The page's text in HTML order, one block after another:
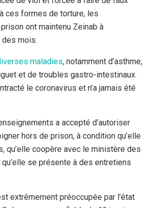
ces formes de torture, les
ont maintenu Zeinab à
des mois.
maladies, notamment d’asthme,
et de troubles gastro-intestinaux.
le coronavirus et n’a jamais été
a accepté d’autoriser
hors de prison, à condition qu’elle
qu’elle coopère avec le ministère des
se présente à des entretiens
extrêmement préoccupée par l’état